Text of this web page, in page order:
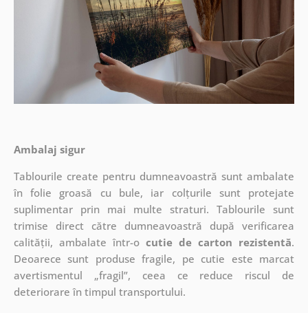
Ambalaj sigur
Tablourile create pentru dumneavoastră sunt ambalate
în folie groasă cu bule, iar colțurile sunt protejate
suplimentar prin mai multe straturi.Tablourile sunt
trimise direct către dumneavoastră după verificarea
calității, ambalate într-o cutie de carton rezistentă.
Deoarece sunt produse fragile, pe cutie este marcat
avertismentul „fragil”, ceea ce reduce riscul de
deteriorare în timpul transportului.